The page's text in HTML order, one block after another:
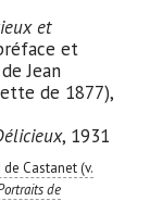
et
et
Jean
de 1877),
, 1931
Castanet (v.
de